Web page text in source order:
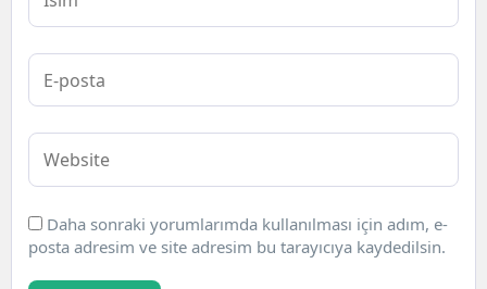
Daha sonraki yorumlarımda kullanılması için adım, e-
posta adresim ve site adresim bu tarayıcıya kaydedilsin.